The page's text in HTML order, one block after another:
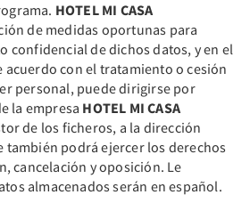
HOTEL MI CASA
de medidas oportunas para
confidencial de dichos datos, y en el
acuerdo con el tratamiento o cesión
personal, puede dirigirse por
la empresa HOTEL MI CASA
de los ficheros, a la dirección
también podrá ejercer los derechos
cancelación y oposición. Le
almacenados serán en español.